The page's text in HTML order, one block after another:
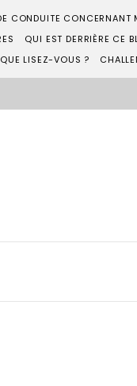
CONDUITE CONCERNANT
QUI EST DERRIÈRE CE
LISEZ-VOUS ?